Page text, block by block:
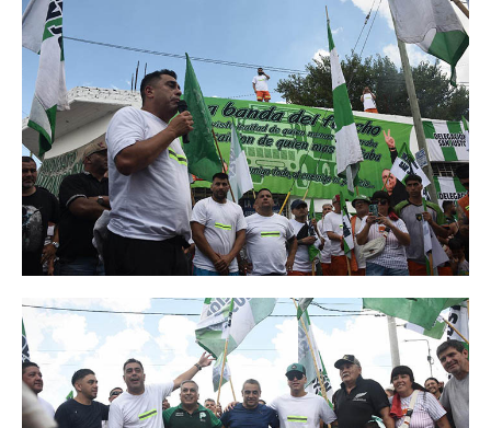
Acuerdos y homolog.
Acuerdos empresa
Planilla de km
Impresión boletas
Ultima Escala Salarial
Pago de aportes por CBU
Otros
Libre deuda y conflicto
Contacto por ramas